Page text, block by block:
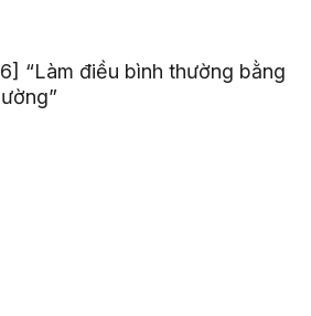
“Làm điều bình thường bằng